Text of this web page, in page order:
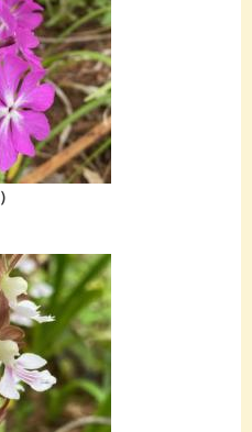
）